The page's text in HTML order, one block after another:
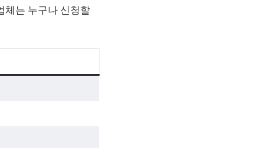
체는 누구나 신청할